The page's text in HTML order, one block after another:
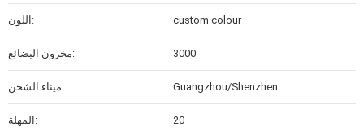
اللون: custom colour
مخزون البضائع: 3000
ميناء الشحن: Guangzhou/Shenzhen
المهلة: 20